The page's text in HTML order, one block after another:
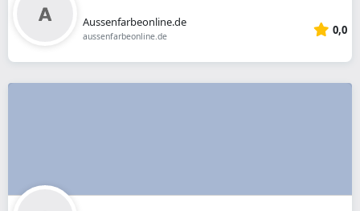
Aussenfarbeonline.de
aussenfarbeonline.de 0,0